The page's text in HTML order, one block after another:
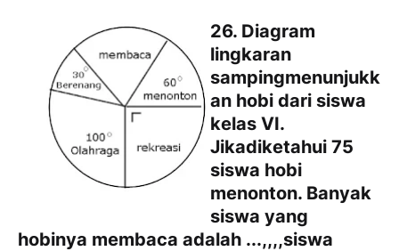
26. Diagram
lingkaran
sampingmenunjukk
an hobi dari siswa
kelas VI.
Jikadiketahui 75
siswa hobi
menonton. Banyak
siswa yang
hobinya membaca adalah ...,,,,siswa